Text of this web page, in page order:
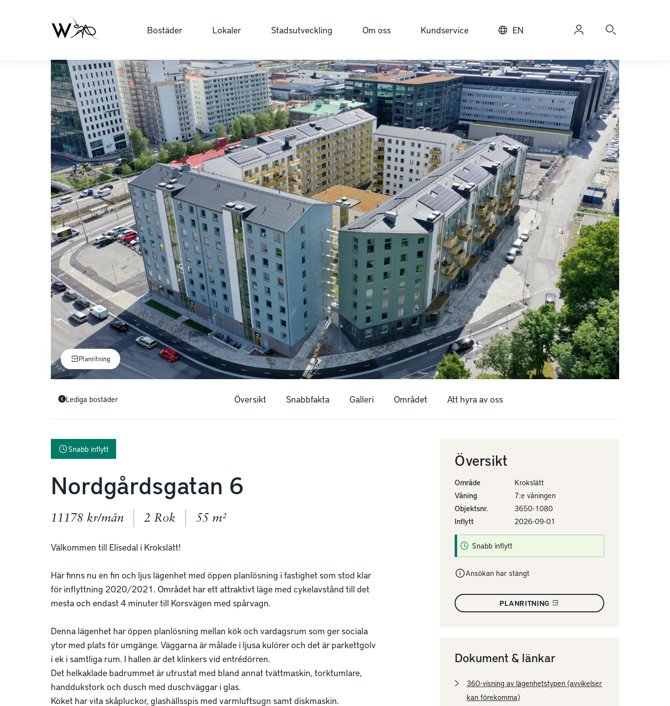
Bostäder Lokaler Stadsutveckling Om oss Kundservice EN
Planritning
Lediga bostäder Översikt Snabbfakta Galleri Området Att hyra av oss
Snabb inflytt
Nordgårdsgatan 6
11178 kr/mån 2 Rok 55 m²
Välkommen till Elisedal i Krokslätt!
Här finns nu en fin och ljus lägenhet med öppen planlösning i fastighet som stod klar
för inflyttning 2020/2021. Området har ett attraktivt läge med cykelavstånd till det
mesta och endast 4 minuter till Korsvägen med spårvagn.
Denna lägenhet har öppen planlösning mellan kök och vardagsrum som ger sociala
ytor med plats för umgänge. Väggarna är målade i ljusa kulörer och det är parkettgolv
i ek i samtliga rum. I hallen är det klinkers vid entrédörren.
Det helkaklade badrummet är utrustat med bland annat tvättmaskin, torktumlare,
handdukstork och dusch med duschväggar i glas.
Köket har vita skåpluckor, glashällsspis med varmluftsugn samt diskmaskin.
Översikt
Område
Krokslätt
Våning
7:e våningen
Objektsnr.
3650-1080
Inflytt
2026-09-01
Snabb inflytt
Ansökan har stängt
PLANRITNING
Dokument & länkar
360-visning av lägenhetstypen (avvikelser
kan förekomma)